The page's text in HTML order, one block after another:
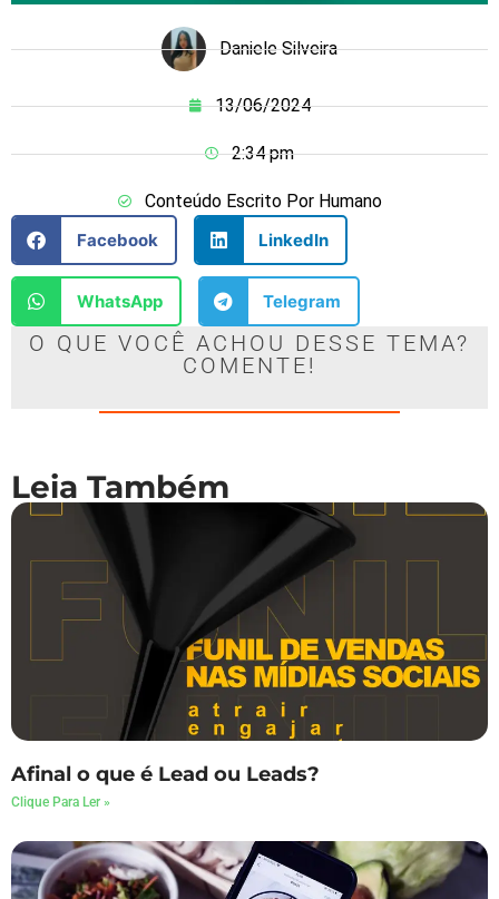
Daniele Silveira
13/06/2024
2:34 pm
Conteúdo Escrito Por Humano
Facebook
LinkedIn
WhatsApp Telegram
O QUE VOCÊ ACHOU DESSE TEMA?
COMENTE!
Afinal o que é Lead ou Leads?
Clique Para Ler »
Leia Também